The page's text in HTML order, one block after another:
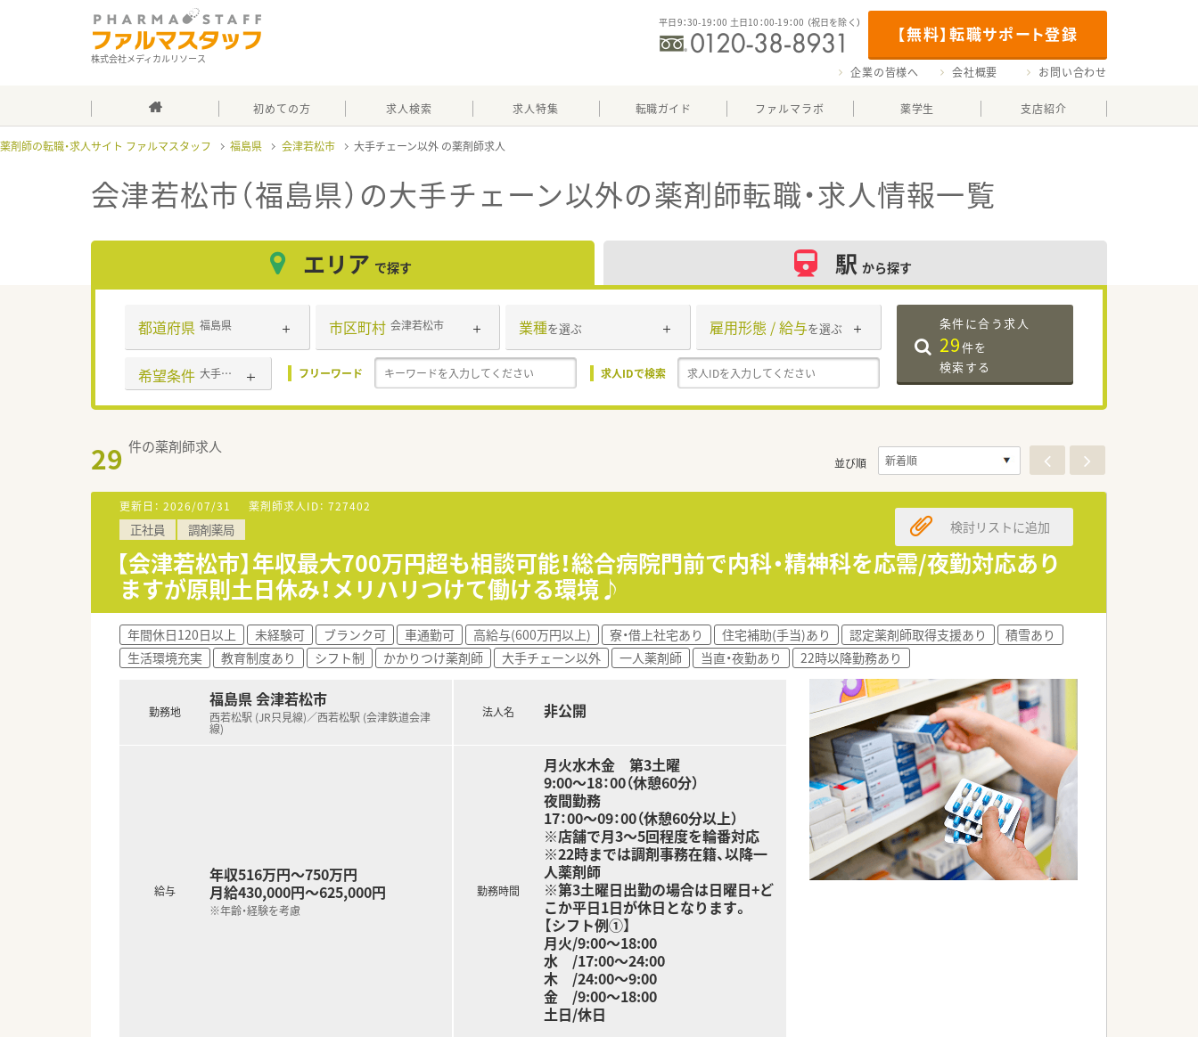
株式会社メディカルリソース
【無料】転職サポート登録
平日9：30-19：00 土日10：00-19：00 （祝日を除く）
企業の皆様へ 会社概要 お問い合わせ
初めての方 求人検索 求人特集 転職ガイド ファルマラボ 薬学生 支店紹介
薬剤師の転職・求人サイト ファルマスタッフ 福島県 会津若松市 大手チェーン以外
会津若松市（福島県）の大手チェーン以外の薬剤師転職・求人情報一覧
エリア で探す 駅 から探す
都道府県 福島県 市区町村 会津若松市 業種を選ぶ 雇用形態 / 給与を選ぶ
希望条件 大手チェーン以外 フリーワード 求人IDで検索
条件に合う求人
29件を
検索する
29 件の薬剤師求人
並び順
更新日： 2026/07/31 薬剤師求人ID： 727402
正社員 調剤薬局
【会津若松市】年収最大700万円超も相談可能！総合病院門前で内科・精神科を応需/夜勤対応あり
ますが原則土日休み！メリハリつけて働ける環境♪
検討リストに追加
年間休日120日以上 未経験可 ブランク可 車通勤可 高給与(600万円以上) 寮・借上社宅あり 住宅補助(手当)あり 認定薬剤師取得支援あり
積雪あり
生活環境充実
教育制度あり シフト制 かかりつけ薬剤師 大手チェーン以外 一人薬剤師 当直・夜勤あり 22時以降勤務あり
勤務地
福島県 会津若松市
西若松駅 (JR只見線)／西若松駅 (会津鉄道会津
線)
給与
年収516万円～750万円
月給430,000円～625,000円
※年齢・経験を考慮
法人名 非公開
勤務時間
月火水木金 第3土曜
9:00～18：00（休憩60分）
夜間勤務
17：00～09：00（休憩60分以上）
※店舗で月3～5回程度を輪番対応
※22時までは調剤事務在籍、以降一
人薬剤師
※第3土曜日出勤の場合は日曜日+ど
こか平日1日が休日となります。
【シフト例①】
月火/9:00～18:00
水 /17:00～24:00
木 /24:00～9:00
金 /9:00～18:00
土日/休日